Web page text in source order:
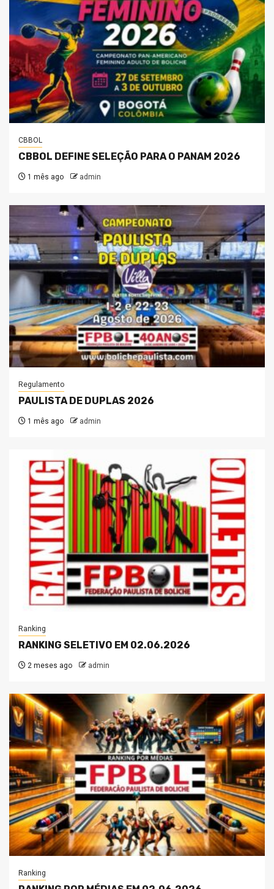
CBBOL
CBBOL DEFINE SELEÇÃO PARA O PANAM 2026
1 mês ago admin
Regulamento
PAULISTA DE DUPLAS 2026
1 mês ago admin
Ranking
RANKING SELETIVO EM 02.06.2026
2 meses ago admin
Ranking